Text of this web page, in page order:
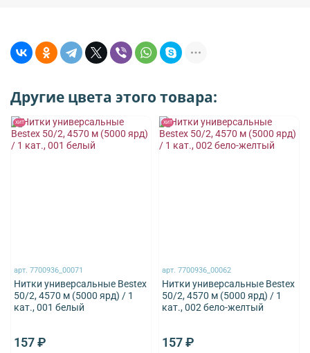
Другие цвета этого товара:
ХИТ
арт.7700936_00071
Нитки универсальные Bestex
50/2, 4570 м (5000 ярд) / 1
кат., 001 белый
157 ₽
ХИТ
арт.7700936_00062
Нитки универсальные Bestex
50/2, 4570 м (5000 ярд) / 1
кат., 002 бело-желтый
157 ₽